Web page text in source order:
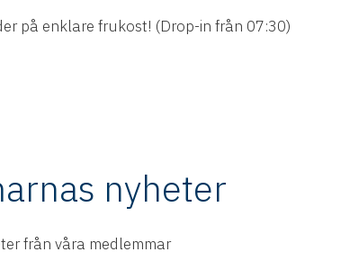
på enklare frukost! (Drop-in från 07:30)
nyheter
från våra medlemmar